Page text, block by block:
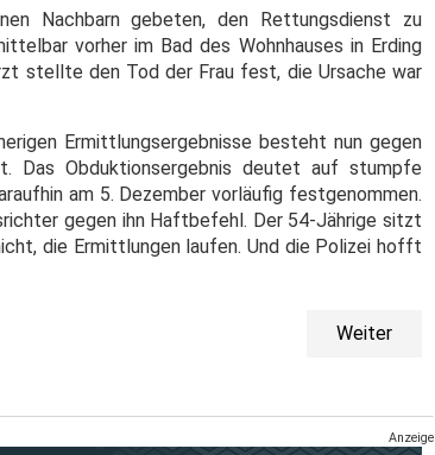
Nachbarn gebeten, den Rettungsdienst zu
vorher im Bad des Wohnhauses in Erding
stellte den Tod der Frau fest, die Ursache war
Ermittlungsergebnisse besteht nun gegen
Das Obduktionsergebnis deutet auf stumpfe
am 5. Dezember vorläufig festgenommen.
gegen ihn Haftbefehl. Der 54-Jährige sitzt
die Ermittlungen laufen. Und die Polizei hofft
Weiter
Anzeige